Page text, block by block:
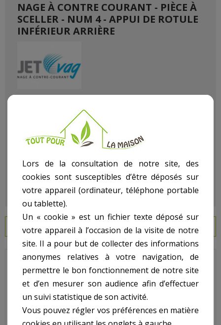
NAGE À CONTRE COURANT - PIÈCE À
SCELLER - NUM 4 - APPUI DE ROTULE
INFÉRIEUR ARRIÈRE
EN SAVOIR PLUS
JET VAG - Nage à Contre courant - Pièce à sceller -
Appui de rotule inférieur arrière .
Lors de la consultation de notre site, des
cookies sont susceptibles d’être déposés sur
votre appareil (ordinateur, téléphone portable
ou tablette).
Un « cookie » est un fichier texte déposé sur
votre appareil à l’occasion de la visite de notre
site. Il a pour but de collecter des informations
anonymes relatives à votre navigation, de
permettre le bon fonctionnement de notre site
et d’en mesurer son audience afin d’effectuer
un suivi statistique de son activité.
Vous pouvez régler vos préférences en matière